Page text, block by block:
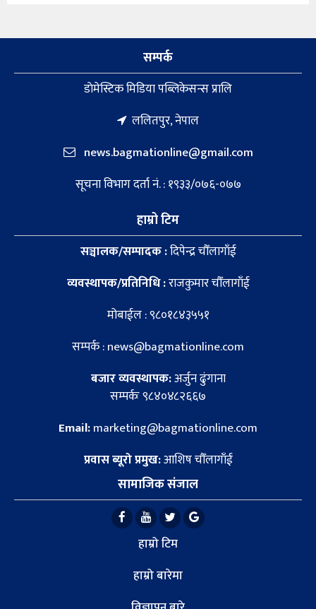
सम्पर्क
डाेमेस्टिक मिडिया पब्लिकेसन्स प्रालि
ललितपुर, नेपाल
news.bagmationline@gmail.com
सूचना विभाग दर्ता नं. : १९३३/०७६-०७७
हाम्रो टिम
सञ्चालक/सम्पादक :दिपेन्द्र चौँलागाँई
व्यवस्थापक/प्रतिनिधि :राजकुमार चौँलागाँई
मोबाईल : ९८०१८४३५५१
सम्पर्क : news@bagmationline.com
बजार व्यवस्थापक:अर्जुन ढुंगाना
सम्पर्कः ९८४०४८२६६७
Email:marketing@bagmationline.com
प्रवास ब्यूरो प्रमुख:आशिष चौँलागाँई
सामाजिक संजाल
हाम्रो टिम
हाम्रो बारेमा